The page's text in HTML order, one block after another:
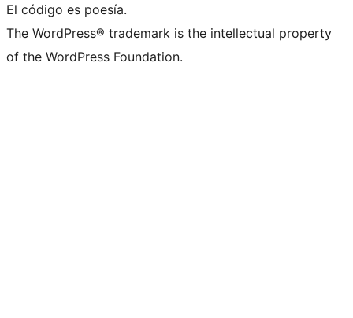
El código es poesía.
The WordPress® trademark is the intellectual property
of the WordPress Foundation.